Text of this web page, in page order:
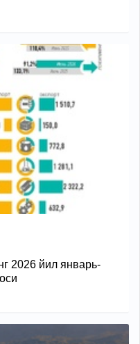
2026 йил январь-